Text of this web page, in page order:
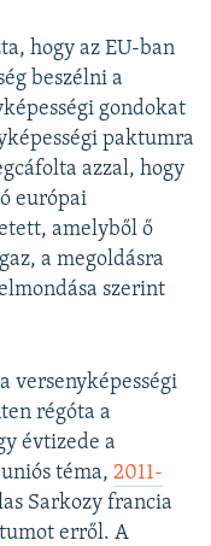
hogy az EU-ban
beszélni a
gondokat
paktumra
azzal, hogy
európai
amelyből ő
a megoldásra
szerint
versenyképességi
régóta a
évtizede a
téma, 2011-
Sarkozy francia
erről. A